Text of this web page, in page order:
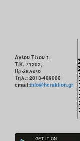
Αγίου Τίτου 1,
Τ.Κ. 71202,
Ηράκλειο
Τηλ.: 2813-409000
email:info@heraklion.gr